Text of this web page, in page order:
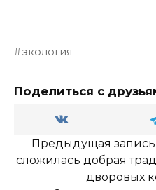
экология
Поделиться с
Предыдущая запись
сложилась добрая
дворовых